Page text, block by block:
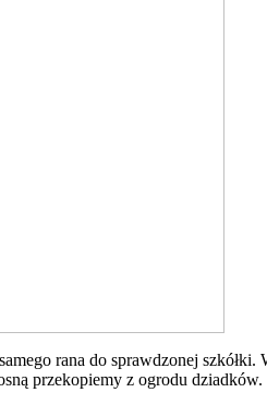
rana do sprawdzonej
przekopiemy z ogrodu